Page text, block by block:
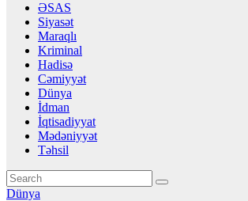
ƏSAS
Siyasət
Maraqlı
Kriminal
Hadisə
Cəmiyyət
Dünya
İdman
İqtisadiyyat
Mədəniyyət
Təhsil
Dünya